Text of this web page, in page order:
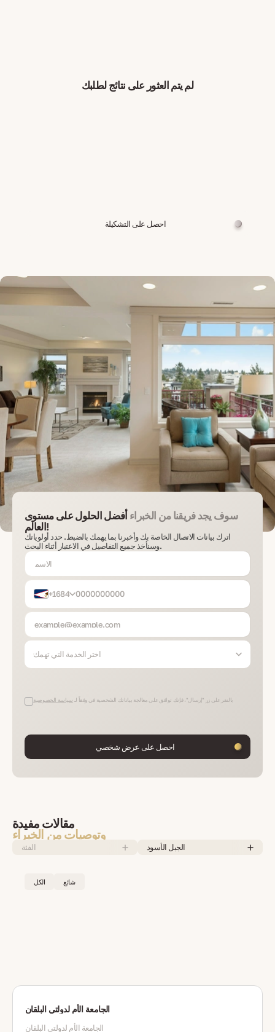
لم يتم العثور على نتائج لطلبك
احصل على التشكيلة
سوف يجد فريقنا من الخبراءأفضل الحلول على مستوى
العالم!
اترك بيانات الاتصال الخاصة بك وأخبرنا بما يهمك بالضبط. حدد أولوياتك
وسنأخذ جميع التفاصيل في الاعتبار أثناء البحث.
+1684
اختر الخدمة التي تهمك
بالنقر على زر "إرسال"، فإنك توافق على معالجة بياناتك الشخصية في وفقاً لـ سياسة الخصوصية
احصل على عرض شخصي
مقالات مفيدة
وتوصيات من الخبراء
الفئة الجبل الأسود
الكل شائع
الجامعة الأم لدولتي البلقان
الجامعة الأم لدولتي البلقان